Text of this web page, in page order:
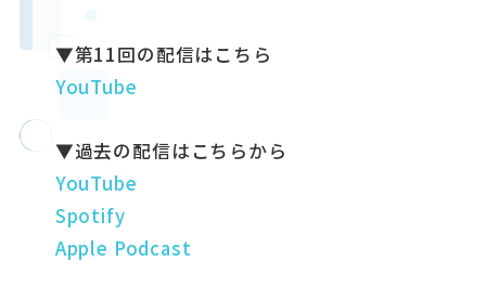
▼第11回の配信はこちら
YouTube
▼過去の配信はこちらから
YouTube
Spotify
Apple Podcast